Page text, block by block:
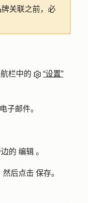
关联之前，必
栏中的
“设置”
电子邮件。
的 编辑 。
然后点击 保存。